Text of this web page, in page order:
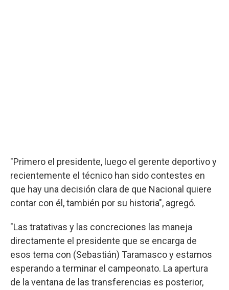
"Primero el presidente, luego el gerente deportivo y
recientemente el técnico han sido contestes en
que hay una decisión clara de que Nacional quiere
contar con él, también por su historia", agregó.
"Las tratativas y las concreciones las maneja
directamente el presidente que se encarga de
esos tema con (Sebastián) Taramasco y estamos
esperando a terminar el campeonato. La apertura
de la ventana de las transferencias es posterior,